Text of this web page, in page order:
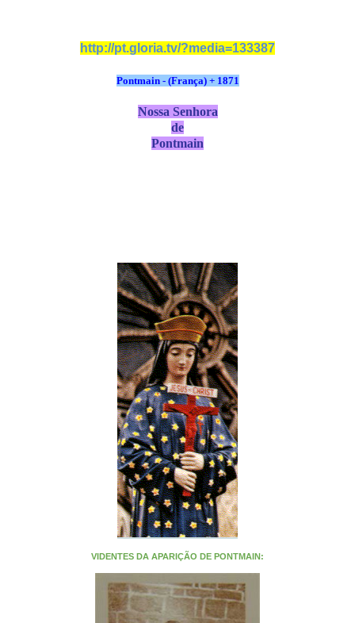
http://pt.gloria.tv/?media=133387
Pontmain - (França) + 1871
Nossa Senhora
de
Pontmain
VIDENTES DA APARIÇÃO DE PONTMAIN: